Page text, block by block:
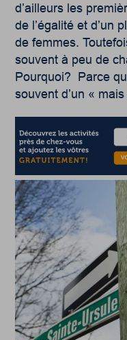
d’ailleurs les
de l’égalité et d’un
de femmes.
souvent à peu de
Pourquoi? Parce
souvent d’un « mais